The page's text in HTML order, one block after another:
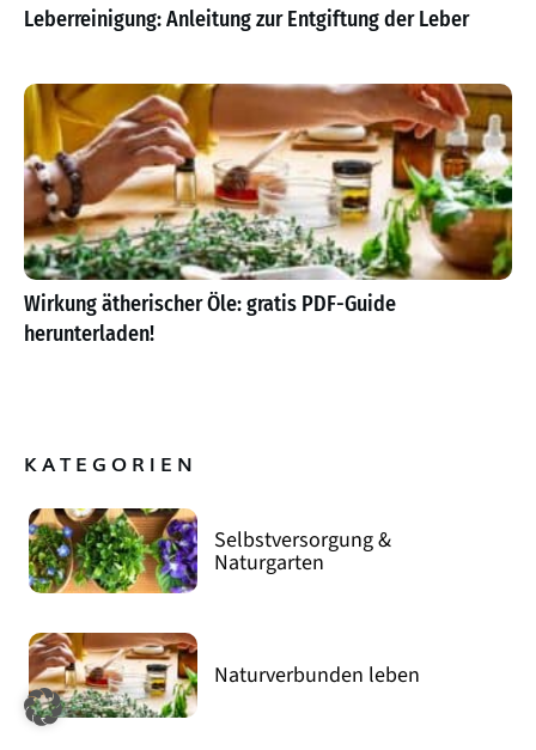
Leberreinigung: Anleitung zur Entgiftung der Leber
Wirkung ätherischer Öle: gratis PDF-Guide
herunterladen!
KATEGORIEN
Selbstversorgung &
Naturgarten
Naturverbunden leben